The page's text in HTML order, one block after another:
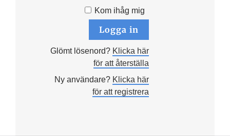
Kom ihåg mig
Glömt lösenord? Klicka här
för att återställa
Ny användare? Klicka här
för att registrera